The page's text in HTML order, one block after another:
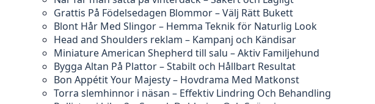
Grattis På Födelsedagen Blommor – Välj Rätt Bukett
Blont Hår Med Slingor – Hemma Teknik för Naturlig Look
Head and Shoulders reklam – Kampanj och Kändisar
Miniature American Shepherd till salu – Aktiv Familjehund
Bygga Altan På Plattor – Stabilt och Hållbart Resultat
Bon Appétit Your Majesty – Hovdrama Med Matkonst
Torra slemhinnor i näsan – Effektiv Lindring Och Behandling